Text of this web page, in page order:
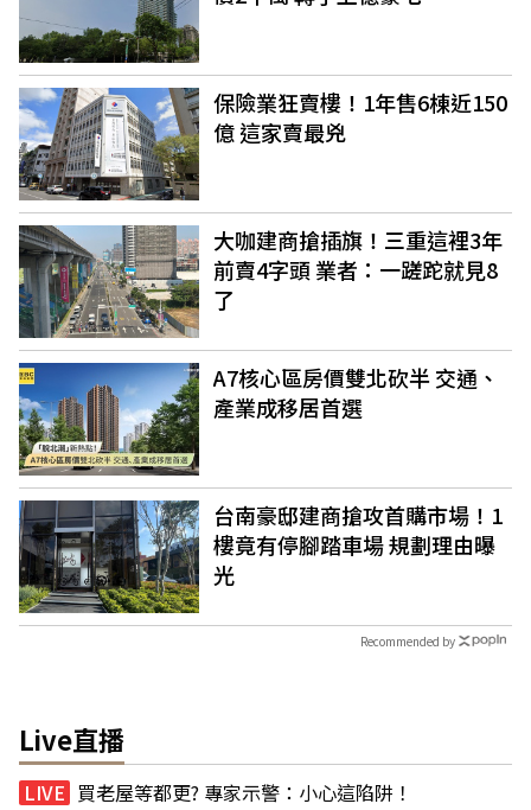
保險業狂賣樓！1年售6棟近150
億 這家賣最兇
大咖建商搶插旗！三重這裡3年
前賣4字頭 業者：一蹉跎就見8
了
A7核心區房價雙北砍半 交通、
產業成移居首選
台南豪邸建商搶攻首購市場！1
樓竟有停腳踏車場 規劃理由曝
光
Recommended by
Live直播
買老屋等都更? 專家示警：小心這陷阱！